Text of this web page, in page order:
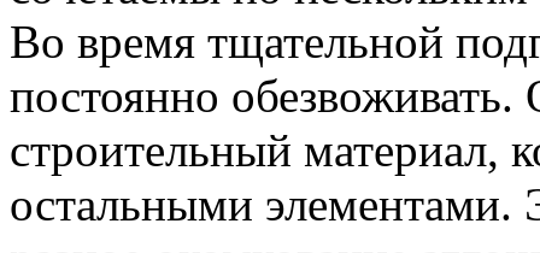
Во время тщательной
постоянно
строительный материал,
остальными элементами.